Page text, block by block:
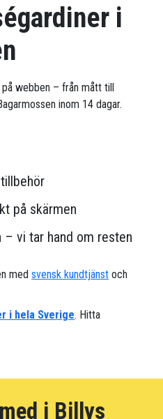
i
webben – från mått till
inom 14 dagar.
på skärmen
vi tar hand om resten
medsvensk kundtjänst och
i hela Sverige. Hitta
i Billys